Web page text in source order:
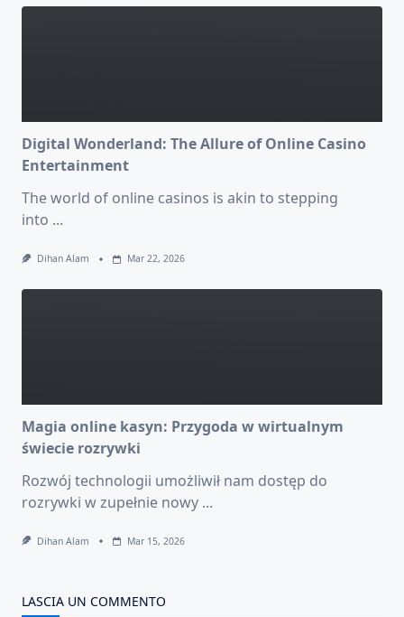
Digital Wonderland: The Allure of Online Casino
Entertainment
The world of online casinos is akin to stepping
into ...
Dihan Alam Mar 22, 2026
Magia online kasyn: Przygoda w wirtualnym
świecie rozrywki
Rozwój technologii umożliwił nam dostęp do
rozrywki w zupełnie nowy ...
Dihan Alam Mar 15, 2026
LASCIA UN COMMENTO